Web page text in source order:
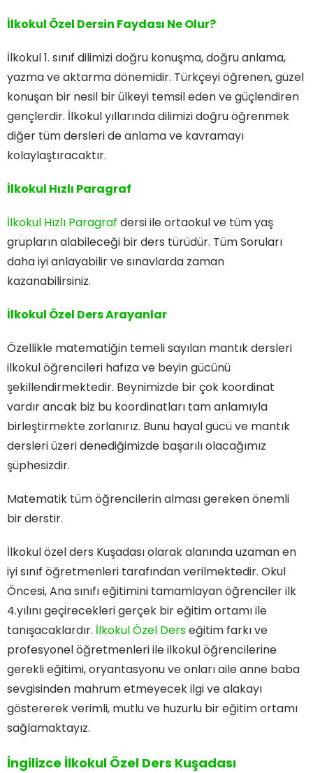
İlkokul Özel Dersin Faydası Ne Olur?
İlkokul 1. sınıf dilimizi doğru konuşma, doğru anlama,
yazma ve aktarma dönemidir. Türkçeyi öğrenen, güzel
konuşan bir nesil bir ülkeyi temsil eden ve güçlendiren
gençlerdir. İlkokul yıllarında dilimizi doğru öğrenmek
diğer tüm dersleri de anlama ve kavramayı
kolaylaştıracaktır.
İlkokul Hızlı Paragraf
İlkokul Hızlı Paragraf dersi ile ortaokul ve tüm yaş
grupların alabileceği bir ders türüdür. Tüm Soruları
daha iyi anlayabilir ve sınavlarda zaman
kazanabilirsiniz.
İlkokul Özel Ders Arayanlar
Özellikle matematiğin temeli sayılan mantık dersleri
ilkokul öğrencileri hafıza ve beyin gücünü
şekillendirmektedir. Beynimizde bir çok koordinat
vardır ancak biz bu koordinatları tam anlamıyla
birleştirmekte zorlanırız. Bunu hayal gücü ve mantık
dersleri üzeri denediğimizde başarılı olacağımız
şüphesizdir.
Matematik tüm öğrencilerin alması gereken önemli
bir derstir.
İlkokul özel ders Kuşadası olarak alanında uzaman en
iyi sınıf öğretmenleri tarafından verilmektedir. Okul
Öncesi, Ana sınıfı eğitimini tamamlayan öğrenciler ilk
4.yılını geçirecekleri gerçek bir eğitim ortamı ile
tanışacaklardır. İlkokul Özel Derseğitim farkı ve
profesyonel öğretmenleri ile ilkokul öğrencilerine
gerekli eğitimi, oryantasyonu ve onları aile anne baba
sevgisinden mahrum etmeyecek ilgi ve alakayı
göstererek verimli, mutlu ve huzurlu bir eğitim ortamı
sağlamaktayız.
İngilizce İlkokul Özel Ders Kuşadası